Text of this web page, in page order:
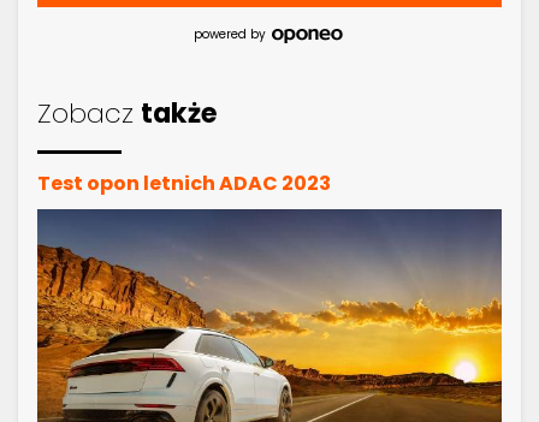
powered by
Zobacz także
Test opon letnich ADAC 2023